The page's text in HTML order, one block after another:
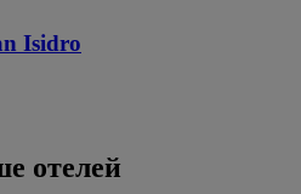
Isidro
отелей